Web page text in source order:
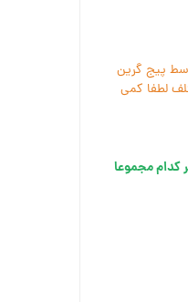
پیج گرین
لطفا کمی
تکی هر کدام مجموعا